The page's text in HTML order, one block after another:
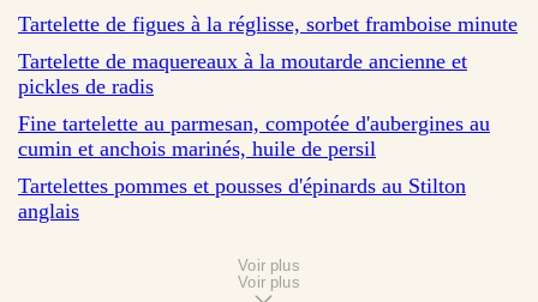
Tartelette de figues à la réglisse, sorbet framboise minute
Tartelette de maquereaux à la moutarde ancienne et
pickles de radis
Fine tartelette au parmesan, compotée d'aubergines au
cumin et anchois marinés, huile de persil
Tartelettes pommes et pousses d'épinards au Stilton
anglais
Voir plus
Voir plus